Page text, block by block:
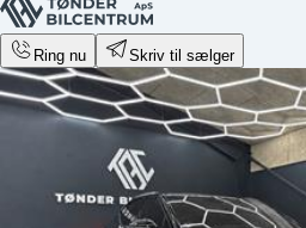
Ring nu Skriv til sælger